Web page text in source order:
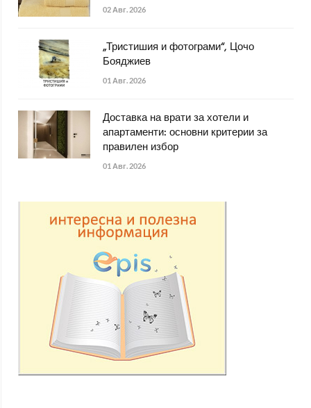
02 Авг. 2026
„Тристишия и фотограми“, Цочо
Бояджиев
01 Авг. 2026
Доставка на врати за хотели и
апартаменти: основни критерии за
правилен избор
01 Авг. 2026